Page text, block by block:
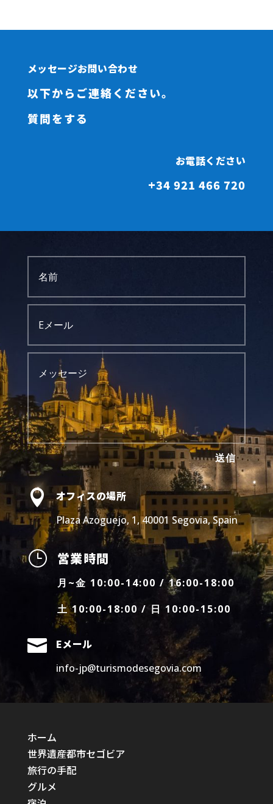
メッセージお問い合わせ
以下からご連絡ください。
質問をする
お電話ください
+34 921 466 720
送信
 オフィスの場所
Plaza Azoguejo, 1, 40001 Segovia, Spain
} 営業時間
月~金 10:00-14:00 / 16:00-18:00
土 10:00-18:00 / 日 10:00-15:00
 Eメール
info-jp@turismodesegovia.com
ホーム
世界遺産都市セゴビア
旅行の手配
グルメ